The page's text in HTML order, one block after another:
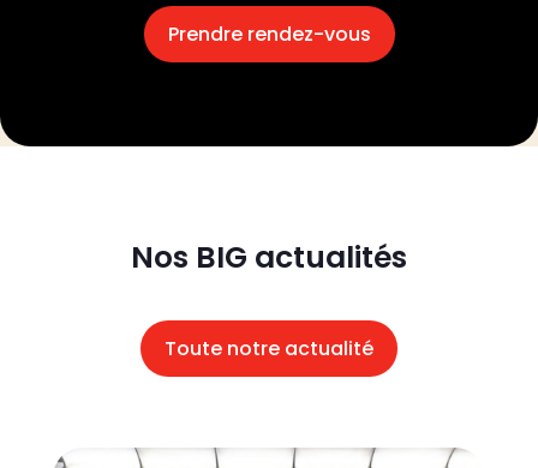
Prendre rendez-vous
Nos BIG actualités
Toute notre actualité